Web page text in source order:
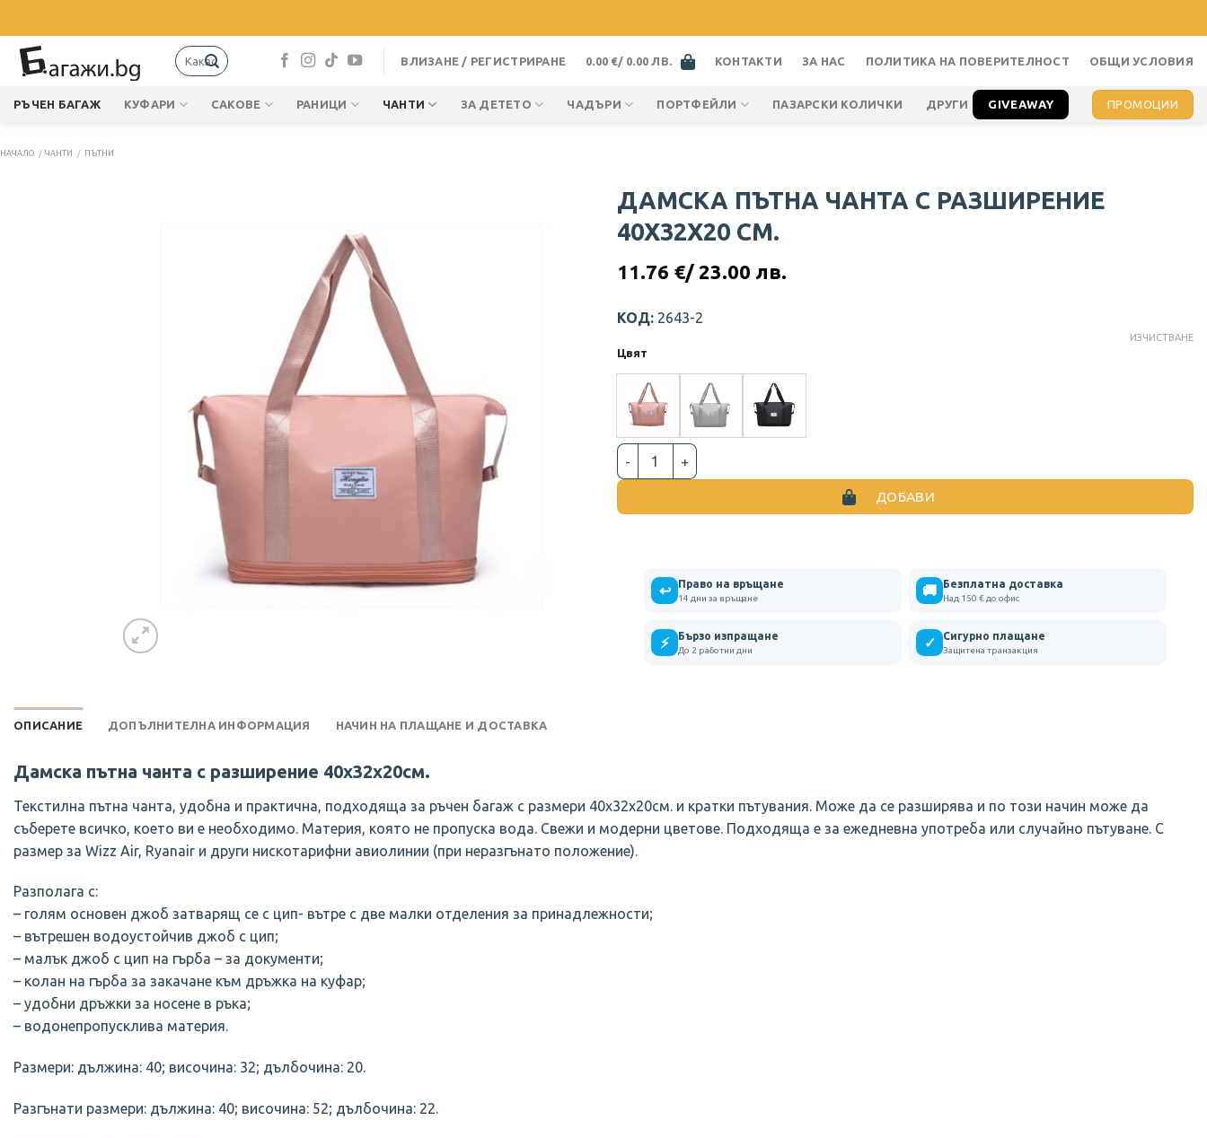
to
content
Търсене
за:
ВЛИЗАНЕ / РЕГИСТРИРАНЕ 0.00 €/ 0.00 ЛВ. КОНТАКТИ ЗА НАС ПОЛИТИКА НА ПОВЕРИТЕЛНОСТ ОБЩИ УСЛОВИЯ
РЪЧЕН БАГАЖ КУФАРИ САКОВЕ РАНИЦИ ЧАНТИ ЗА ДЕТЕТО ЧАДЪРИ ПОРТФЕЙЛИ ПАЗАРСКИ КОЛИЧКИ ДРУГИ GIVEAWAY ПРОМОЦИИ
НАЧАЛО / ЧАНТИ / ПЪТНИ
ДАМСКА ПЪТНА ЧАНТА С РАЗШИРЕНИЕ
40Х32Х20 СМ.
11.76 €/ 23.00 лв.
КОД: 2643-2
Цвят
ИЗЧИСТВАНЕ
количество за ДАМСКА ПЪТНА ЧАНТА С РАЗШИРЕНИЕ 40Х32Х20 СМ.
ДОБАВИ
↩ Право на връщане
14 дни за връщане 🚚 Безплатна доставка
Над 150 € до офис
⚡ Бързо изпращане
До 2 работни дни ✓ Сигурно плащане
Защитена транзакция
ОПИСАНИЕ ДОПЪЛНИТЕЛНА ИНФОРМАЦИЯ НАЧИН НА ПЛАЩАНЕ И ДОСТАВКА
Дамска пътна чанта с разширение 40х32х20см.
Текстилна пътна чанта, удобна и практична, подходяща за ръчен багаж с размери 40х32х20см. и кратки пътувания. Може да се разширява и по този начин може да
съберете всичко, което ви е необходимо. Материя, която не пропуска вода. Свежи и модерни цветове. Подходяща е за ежедневна употреба или случайно пътуване. С
размер за Wizz Air, Ryanair и други нискотарифни авиолинии (при неразгънато положение).
Разполага с:
– голям основен джоб затварящ се с цип- вътре с две малки отделения за принадлежности;
– вътрешен водоустойчив джоб с цип;
– малък джоб с цип на гърба – за документи;
– колан на гърба за закачане към дръжка на куфар;
– удобни дръжки за носене в ръка;
– водонепропусклива материя.
Размери: дължина: 40; височина: 32; дълбочина: 20.
Разгънати размери: дължина: 40; височина: 52; дълбочина: 22.